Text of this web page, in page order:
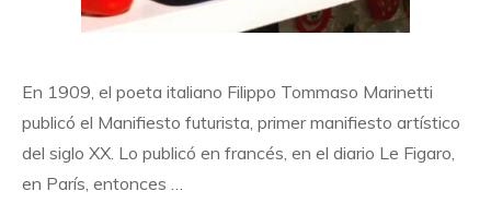
En 1909, el poeta italiano Filippo Tommaso Marinetti
publicó el Manifiesto futurista, primer manifiesto artístico
del siglo XX. Lo publicó en francés, en el diario Le Figaro,
en París, entonces …